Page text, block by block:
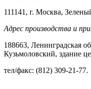
111141, г. Москва,
Адрес производства и
188663, Ленинградская
Кузьмоловский, здание
тел/факс: (812) 309-21-77.